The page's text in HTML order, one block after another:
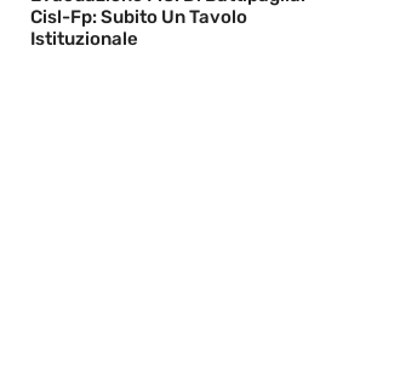
Cisl-Fp: Subito Un Tavolo
Istituzionale